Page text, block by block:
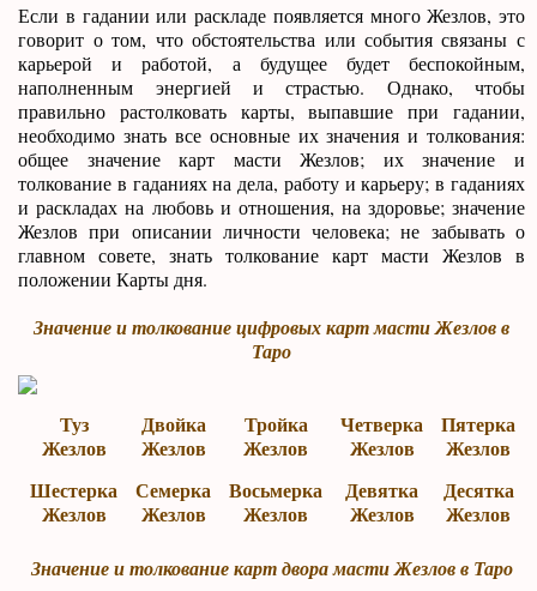
Если в гадании или раскладе появляется много Жезлов, это
говорит о том, что обстоятельства или события связаны с
карьерой и работой, а будущее будет беспокойным,
наполненным энергией и страстью. Однако, чтобы
правильно растолковать карты, выпавшие при гадании,
необходимо знать все основные их значения и толкования:
общее значение карт масти Жезлов; их значение и
толкование в гаданиях на дела, работу и карьеру; в гаданиях
и раскладах на любовь и отношения, на здоровье; значение
Жезлов при описании личности человека; не забывать о
главном совете, знать толкование карт масти Жезлов в
положении Карты дня.
Значение и толкование цифровых карт масти Жезлов в
Таро
Туз
Жезлов
Двойка
Жезлов
Тройка
Жезлов
Четверка
Жезлов
Пятерка
Жезлов
Шестерка
Жезлов
Семерка
Жезлов
Восьмерка
Жезлов
Девятка
Жезлов
Десятка
Жезлов
Значение и толкование карт двора масти Жезлов в Таро